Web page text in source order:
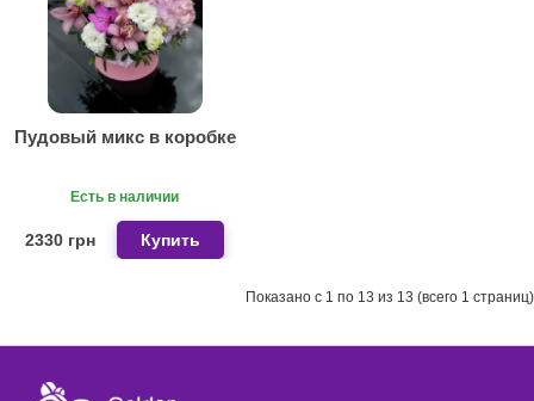
Пудовый микс в коробке
Есть в наличии
2330 грн Купить
Показано с 1 по 13 из 13 (всего 1 страниц)